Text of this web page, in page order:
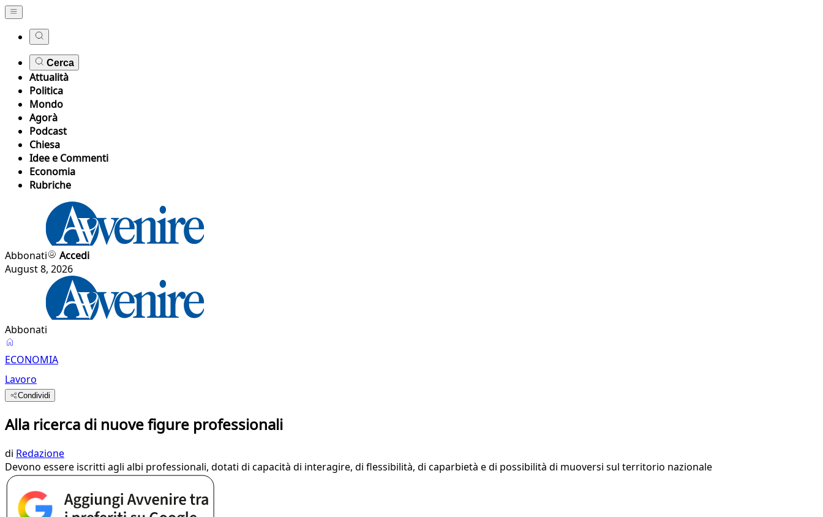
Cerca
Attualità
Politica
Mondo
Agorà
Podcast
Chiesa
Idee e Commenti
Economia
Rubriche
Abbonati
Accedi
August 8, 2026
Abbonati
ECONOMIA
Lavoro
Condividi
Alla ricerca di nuove figure professionali
di Redazione
Devono essere iscritti agli albi professionali, dotati di capacità di interagire, di flessibilità, di caparbietà e di possibilità di muoversi sul territorio nazionale